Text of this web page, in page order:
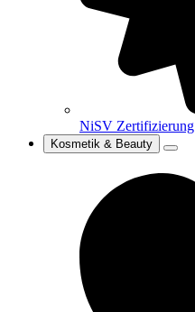
NiSV Zertifizierung
Kosmetik & Beauty